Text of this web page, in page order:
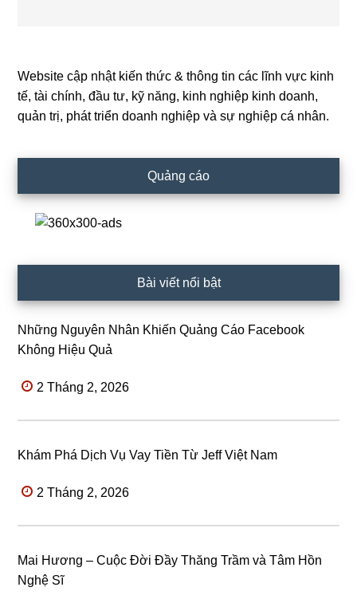
Primary
Sidebar
Website cập nhật kiến thức & thông tin các lĩnh vực kinh
tế, tài chính, đầu tư, kỹ năng, kinh nghiệp kinh doanh,
quản trị, phát triển doanh nghiệp và sự nghiệp cá nhân.
Quảng cáo
Bài viết nổi bật
Những Nguyên Nhân Khiến Quảng Cáo Facebook
Không Hiệu Quả
2 Tháng 2, 2026
Khám Phá Dịch Vụ Vay Tiền Từ Jeff Việt Nam
2 Tháng 2, 2026
Mai Hương – Cuộc Đời Đầy Thăng Trầm và Tâm Hồn
Nghệ Sĩ